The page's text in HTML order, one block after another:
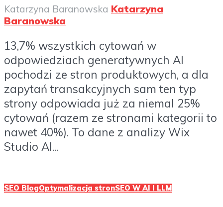
Katarzyna Baranowska Katarzyna
Baranowska
13,7% wszystkich cytowań w
odpowiedziach generatywnych AI
pochodzi ze stron produktowych, a dla
zapytań transakcyjnych sam ten typ
strony odpowiada już za niemal 25%
cytowań (razem ze stronami kategorii to
nawet 40%). To dane z analizy Wix
Studio AI...
SEO BlogOptymalizacja stronSEO W AI I LLM